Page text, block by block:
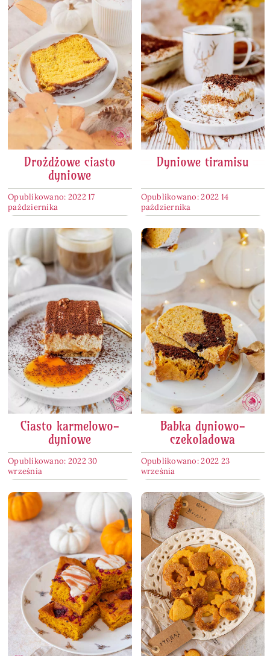
Drożdżowe ciasto
dyniowe
Opublikowano: 2022 17
października
Dyniowe tiramisu
Opublikowano: 2022 14
października
Ciasto karmelowo-
dyniowe
Opublikowano: 2022 30
września
Babka dyniowo-
czekoladowa
Opublikowano: 2022 23
września